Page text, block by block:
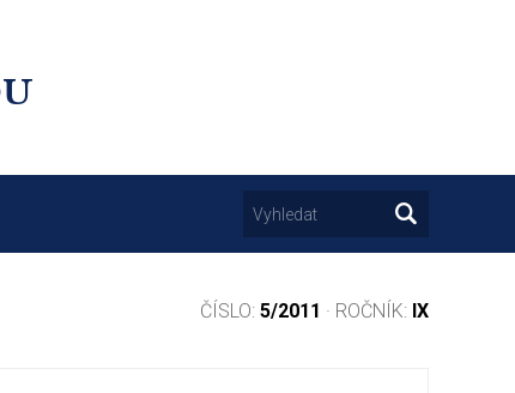
ČÍSLO: 5/2011 · ROČNÍK: IX